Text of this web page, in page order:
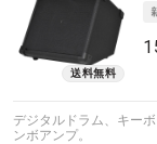
デジタルドラム、キー
ンボアンプ。